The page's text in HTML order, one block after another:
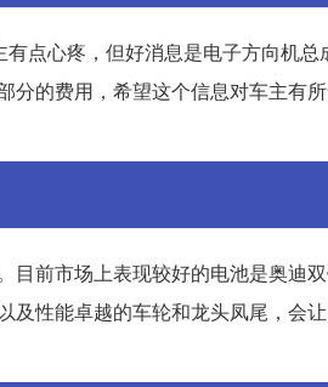
点心疼，但好消息是电子方向机总
的费用，希望这个信息对车主有
前市场上表现较好的电池是奥迪
性能卓越的车轮和龙头凤尾，会